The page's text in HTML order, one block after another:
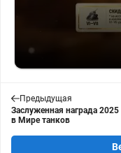
Предыдущая
Заслуженная награда 2025
в Мире танков